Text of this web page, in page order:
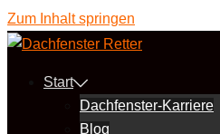
Zum Inhalt springen
Start
Dachfenster-Karriere
Blog